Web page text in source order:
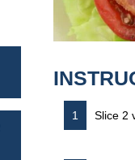
Slice 2